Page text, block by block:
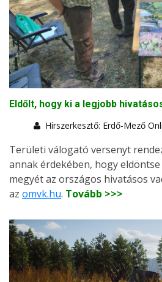
Eldőlt, hogy ki a legjobb
Hírszerkesztő: Erdő-Mező
Területi válogató versenyt
annak érdekében, hogy
megyét az országos hivatásos
az omvk.hu. Tovább >>>